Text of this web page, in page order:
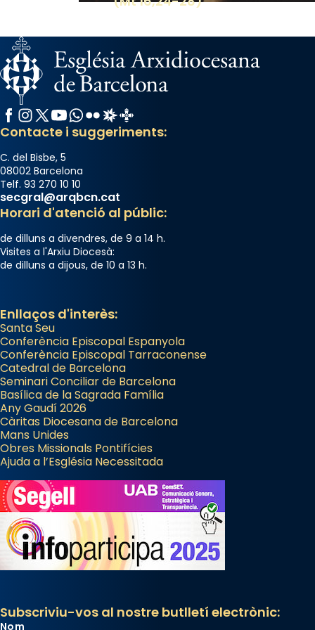
Facebook
Instagram
X / Twitter
YouTube
WhatsApp
FlickrRadio Estel
Catalunya Cristiana
Contacte i suggeriments:
C. del Bisbe, 5
08002 Barcelona
Telf. 93 270 10 10
secgral@arqbcn.cat
Horari d'atenció al públic:
de dilluns a divendres, de 9 a 14 h.
Visites a l'Arxiu Diocesà:
de dilluns a dijous, de 10 a 13 h.
Enllaços d'interès:
Santa Seu
Conferència Episcopal Espanyola
Conferència Episcopal Tarraconense
Catedral de Barcelona
Seminari Conciliar de Barcelona
Basílica de la Sagrada Família
Any Gaudí 2026
Càritas Diocesana de Barcelona
Mans Unides
Obres Missionals Pontifícies
Ajuda a l’Església Necessitada
Subscriviu-vos al nostre butlletí electrònic:
Nom